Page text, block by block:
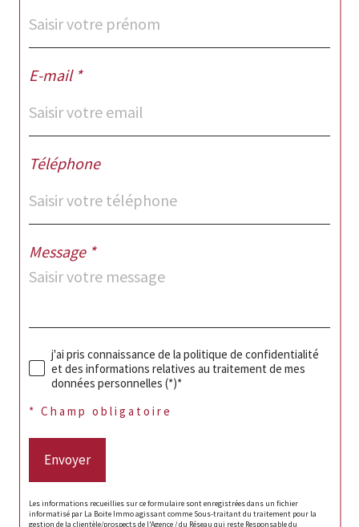
E-mail *
Téléphone
Message *
j'ai pris connaissance de la politique de confidentialité
et des informations relatives au traitement de mes
données personnelles (*)*
* Champ obligatoire
Envoyer
Les informations recueillies sur ce formulaire sont enregistrées dans un fichier
informatisé par La Boite Immo agissant comme Sous-traitant du traitement pour la
gestion de la clientèle/prospects de l'Agence / du Réseau qui reste Responsable du